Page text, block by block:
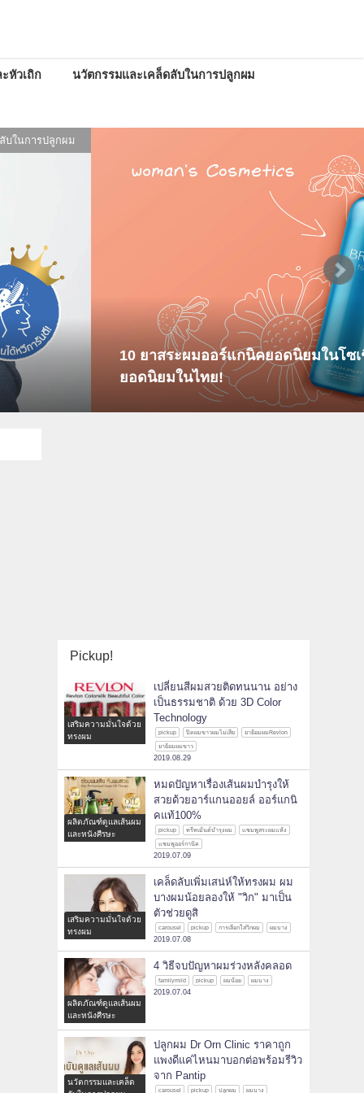
หัวเถิก นวัตกรรมและเคล็ดลับในการปลูกผม
บในการปลูกผม
10 ยาสระผมออร์แกนิคยอดนิยมในโซ
ยอดนิยมในไทย!
Pickup!
เสริมความมั่นใจด้วย
ทรงผม
เปลี่ยนสีผมสวยติดทนนาน อย่าง
เป็นธรรมชาติ ด้วย 3D Color
Technology
pickup ปิดผมขาวผมไม่เสีย
ยาย้อมผมRevlon
ยาย้อมผมขาว
2019.08.29
ผลิตภัณฑ์ดูแลเส้นผม
และหนังศีรษะ
หมดปัญหาเรื่องเส้นผมบำรุงให้
สวยด้วยอาร์แกนออยล์ ออร์แกนิ
คแท้100%
pickup ทรีทเม้นต์บำรุงผม
แชมพูสระผมแห้ง
แชมพูออร์กานิค
2019.07.09
เสริมความมั่นใจด้วย
ทรงผม
เคล็ดลับเพิ่มเสน่ห์ให้ทรงผม ผม
บางผมน้อยลองให้ "วิก" มาเป็น
ตัวช่วยดูสิ
carousel pickup การเลือกใส่วิกผม ผมบาง
2019.07.08
ผลิตภัณฑ์ดูแลเส้นผม
และหนังศีรษะ
4 วิธีจบปัญหาผมร่วงหลังคลอด
familymild pickup ผมน้อย ผมบาง
2019.07.04
นวัตกรรมและเคล็ด
ปลูกผม Dr Orn Clinic ราคาถูก
แพงดีแค่ไหนมาบอกต่อพร้อมรีวิว
จาก Pantip
carousel pickup ปลูกผม ผมบาง